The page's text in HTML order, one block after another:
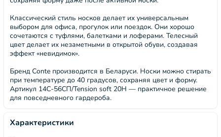
Классический стиль носков делает их универсальным
выбором для офиса, прогулок или поездок. Они хорошо
сочетаются с туфлями, балетками и лоферами. Телесный
цвет делает их незаметными в открытой обуви, создавая
эффект «невидимок».
Бренд Conte производится в Беларуси. Носки можно стирать
при температуре до 40 градусов, сохраняя цвет и форму.
Артикул 14С-56СП/Tension soft 20Н — практичное решение
для повседневного гардероба.
Характеристики